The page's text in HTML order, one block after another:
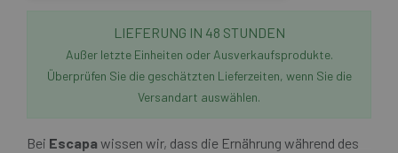
LIEFERUNG IN 48 STUNDEN
Außer letzte Einheiten oder Ausverkaufsprodukte.
Überprüfen Sie die geschätzten Lieferzeiten, wenn Sie die
Versandart auswählen.
Bei Escapa wissen wir, dass die Ernährung während des